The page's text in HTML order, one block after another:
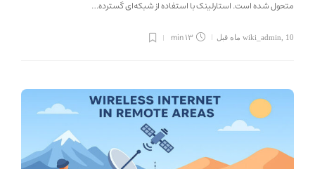
متحول شده است. استارلینک با استفاده از شبکه‌ای گسترده…
wiki_admin 10 ماه قبل 13 min